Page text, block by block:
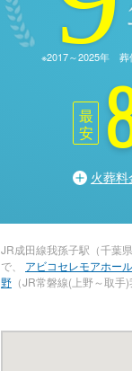
※2017～2025年 葬
最
安
火葬
JR成田線我孫子駅（千葉
で、 アビコセレモアホール
野 （JR常磐線(上野～取